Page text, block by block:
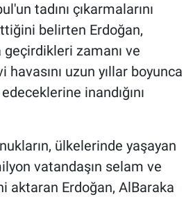
tadını çıkarmalarını
belirten Erdoğan,
geçirdikleri zamanı ve
uzun yıllar boyunca
inandığını
ülkelerinde yaşayan
vatandaşın selam ve
aktaran Erdoğan, AlBaraka